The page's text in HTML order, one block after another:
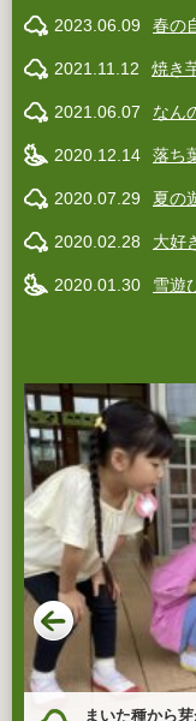
2023.06.09 春の
2021.11.12 焼き
2021.06.07 なん
2020.12.14 落ち
2020.07.29 夏の
2020.02.28 大好
2020.01.30 雪遊
まいた種から芽